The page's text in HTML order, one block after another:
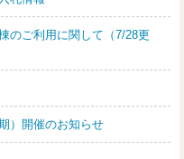
のご利用に関して（7/28更
）開催のお知らせ